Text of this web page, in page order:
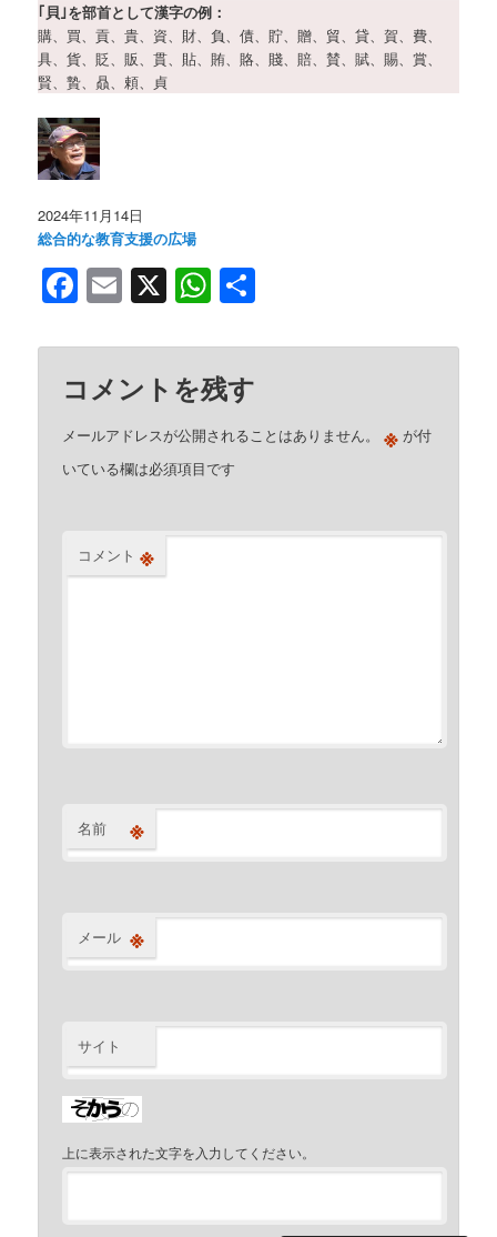
｢貝｣を部首として漢字の例：
購、買、貢、貴、資、財、負、債、貯、贈、貿、貸、賀、費、
具、貨、貶、販、貫、貼、賄、賂、賤、賠、賛、賦、賜、賞、
賢、贄、贔、頼、貞
2024年11月14日
総合的な教育支援の広場
Facebook
Email
X WhatsApp
コメントを残す
メールアドレスが公開されることはありません。 ※ が付
いている欄は必須項目です
コメント ※
名前 ※
メール ※
サイト
上に表示された文字を入力してください。